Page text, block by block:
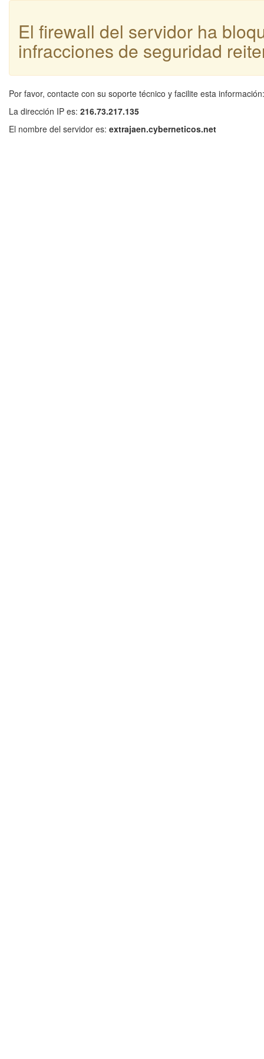
El firewall del servidor ha
infracciones de seguridad
Por favor, contacte con su soporte técnico y facilite esta información:
La dirección IP es: 216.73.217.135
El nombre del servidor es: extrajaen.cyberneticos.net